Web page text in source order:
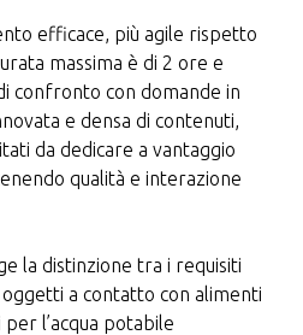
efficace, più agile rispetto
massima è di 2 ore e
confronto con domande in
e densa di contenuti,
da dedicare a vantaggio
qualità e interazione
la distinzione tra i requisiti
a contatto con alimenti
l’acqua potabile